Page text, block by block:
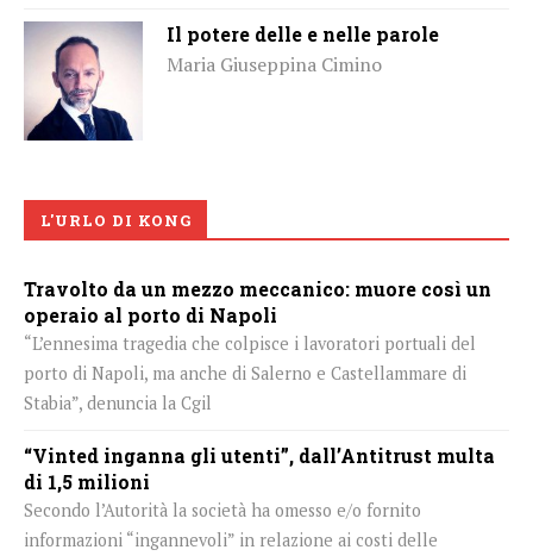
Il potere delle e nelle parole
Maria Giuseppina Cimino
L'URLO DI KONG
Travolto da un mezzo meccanico: muore così un
operaio al porto di Napoli
“L’ennesima tragedia che colpisce i lavoratori portuali del
porto di Napoli, ma anche di Salerno e Castellammare di
Stabia”, denuncia la Cgil
“Vinted inganna gli utenti”, dall’Antitrust multa
di 1,5 milioni
Secondo l’Autorità la società ha omesso e/o fornito
informazioni “ingannevoli” in relazione ai costi delle